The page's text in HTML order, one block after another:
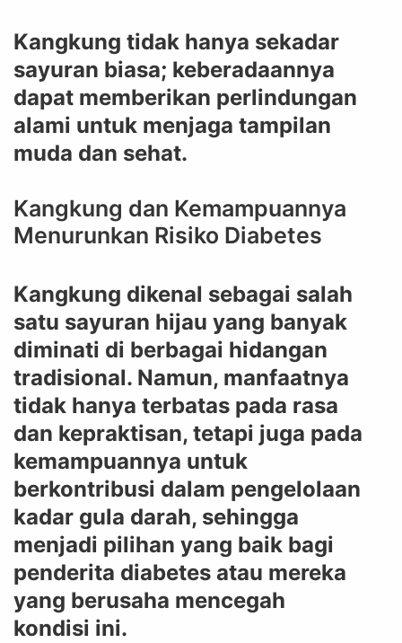
Kangkung tidak hanya sekadar
sayuran biasa; keberadaannya
dapat memberikan perlindungan
alami untuk menjaga tampilan
muda dan sehat.
Kangkung dan Kemampuannya
Menurunkan Risiko Diabetes
Kangkung dikenal sebagai salah
satu sayuran hijau yang banyak
diminati di berbagai hidangan
tradisional. Namun, manfaatnya
tidak hanya terbatas pada rasa
dan kepraktisan, tetapi juga pada
kemampuannya untuk
berkontribusi dalam pengelolaan
kadar gula darah, sehingga
menjadi pilihan yang baik bagi
penderita diabetes atau mereka
yang berusaha mencegah
kondisi ini.